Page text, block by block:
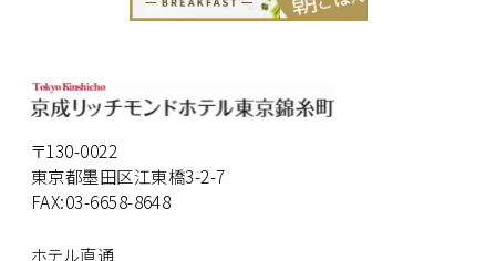
〒130-0022
東京都墨田区江東橋3-2-7
FAX:03-6658-8648
ホテル直通